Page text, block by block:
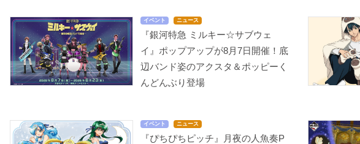
イベント ニュース
『銀河特急 ミルキー☆サブウェ
イ』ポップアップが8月7日開催！底
辺バンド姿のアクスタ＆ポッピーく
んどんぶり登場
イベント ニュース
『ぴちぴちピッチ』月夜の人魚奏P